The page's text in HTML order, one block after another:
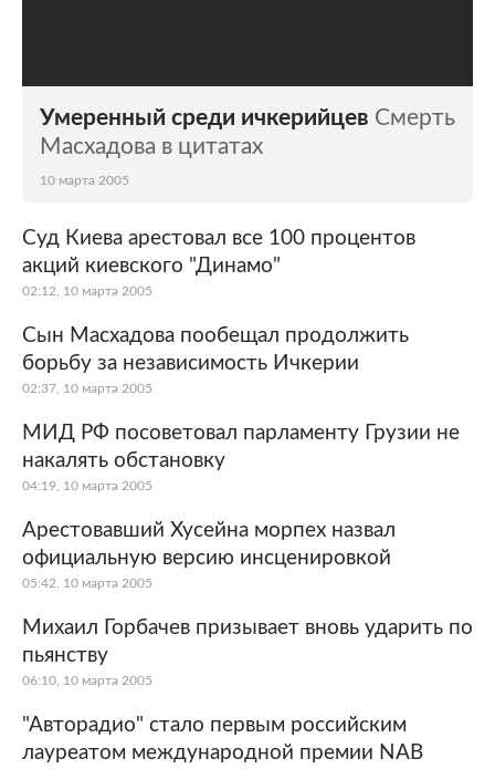
Умеренный среди ичкерийцев Смерть
Масхадова в цитатах
10 марта 2005
Суд Киева арестовал все 100 процентов
акций киевского "Динамо"
02:12, 10 марта 2005
Сын Масхадова пообещал продолжить
борьбу за независимость Ичкерии
02:37, 10 марта 2005
МИД РФ посоветовал парламенту Грузии не
накалять обстановку
04:19, 10 марта 2005
Арестовавший Хусейна морпех назвал
официальную версию инсценировкой
05:42, 10 марта 2005
Михаил Горбачев призывает вновь ударить по
пьянству
06:10, 10 марта 2005
"Авторадио" стало первым российским
лауреатом международной премии NAB